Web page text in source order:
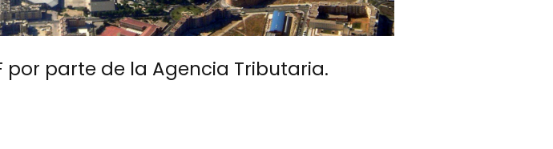
por parte de la Agencia Tributaria.